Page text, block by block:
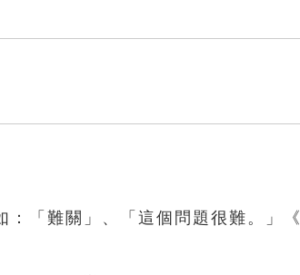
：「難關」、「這個問題很難。」